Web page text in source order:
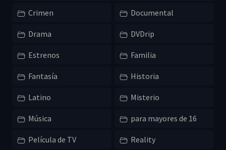
Crimen Documental
Drama DVDrip
Estrenos Familia
Fantasía Historia
Latino Misterio
Música para mayores de 16
Película de TV Reality